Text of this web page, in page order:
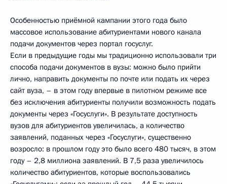
Особенностью приёмной кампании этого года было
массовое использование абитуриентами нового канала
подачи документов через портал госуслуг.
Если в предыдущие годы мы традиционно использовали три
способа подачи документов в вузы: можно было прийти
лично, направить документы по почте или подать их через
сайт вуза, – в этом году впервые в пилотном режиме все
без исключения абитуриенты получили возможность подать
документы через «Госуслуги». В результате доступность
вузов для абитуриентов увеличилась, а количество
заявлений, поданных через «Госуслуги», существенно
возросло: в прошлом году это было всего 480 тысяч, в этом
году – 2,8 миллиона заявлений. В 7,5 раза увеличилось
количество абитуриентов, которые воспользовались